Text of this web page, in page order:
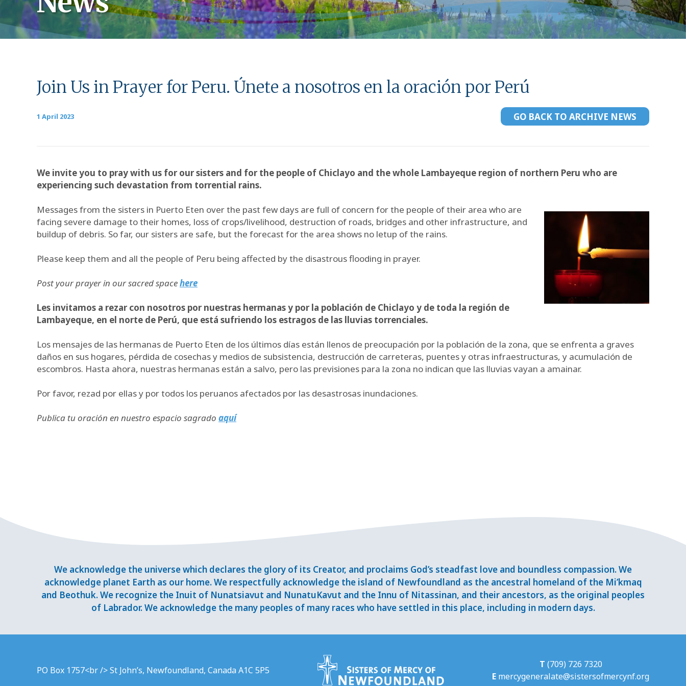
Join Us in Prayer for Peru. Únete a nosotros en la oración por Perú
1 April 2023 GO BACK TO ARCHIVE NEWS
We invite you to pray with us for our sisters and for the people of Chiclayo and the whole Lambayeque region of northern Peru who are
experiencing such devastation from torrential rains.
Messages from the sisters in Puerto Eten over the past few days are full of concern for the people of their area who are
facing severe damage to their homes, loss of crops/livelihood, destruction of roads, bridges and other infrastructure, and
buildup of debris. So far, our sisters are safe, but the forecast for the area shows no letup of the rains.
Please keep them and all the people of Peru being affected by the disastrous flooding in prayer.
Post your prayer in our sacred spacehere
Les invitamos a rezar con nosotros por nuestras hermanas y por la población de Chiclayo y de toda la región de
Lambayeque, en el norte de Perú, que está sufriendo los estragos de las lluvias torrenciales.
Los mensajes de las hermanas de Puerto Eten de los últimos días están llenos de preocupación por la población de la zona, que se enfrenta a graves
daños en sus hogares, pérdida de cosechas y medios de subsistencia, destrucción de carreteras, puentes y otras infraestructuras, y acumulación de
escombros. Hasta ahora, nuestras hermanas están a salvo, pero las previsiones para la zona no indican que las lluvias vayan a amainar.
Por favor, rezad por ellas y por todos los peruanos afectados por las desastrosas inundaciones.
Publica tu oración en nuestro espacio sagrado aquí
We acknowledge the universe which declares the glory of its Creator, and proclaims God’s steadfast love and boundless compassion. We
acknowledge planet Earth as our home. We respectfully acknowledge the island of Newfoundland as the ancestral homeland of the Mi’kmaq
and Beothuk. We recognize the Inuit of Nunatsiavut and NunatuKavut and the Innu of Nitassinan, and their ancestors, as the original peoples
of Labrador. We acknowledge the many peoples of many races who have settled in this place, including in modern days.
PO Box 1757<br /> St John’s, Newfoundland, Canada A1C 5P5
T (709) 726 7320
E mercygeneralate@sistersofmercynf.org